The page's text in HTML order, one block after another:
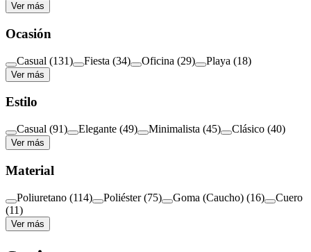
Ver más
Ocasión
Casual (131) Fiesta (34) Oficina (29) Playa (18)
Ver más
Estilo
Casual (91) Elegante (49) Minimalista (45) Clásico (40)
Ver más
Material
Poliuretano (114) Poliéster (75) Goma (Caucho) (16)
Cuero
(11)
Ver más